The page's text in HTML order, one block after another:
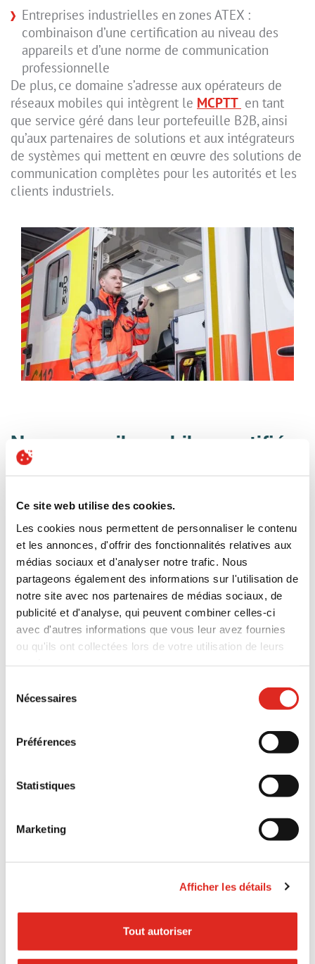
Ce site web utilise des cookies.
Les cookies nous permettent de personnaliser le contenu
et les annonces, d'offrir des fonctionnalités relatives aux
médias sociaux et d'analyser notre trafic. Nous
partageons également des informations sur l'utilisation de
notre site avec nos partenaires de médias sociaux, de
publicité et d'analyse, qui peuvent combiner celles-ci
avec d'autres informations que vous leur avez fournies
ou qu'ils ont collectées lors de votre utilisation de leurs
Mentions légales
Nécessaires
Préférences
Statistiques
Marketing
Afficher les détails
Tout autoriser
Entreprises industrielles en zones ATEX :
combinaison d’une certification au niveau des
appareils et d’une norme de communication
professionnelle
De plus, ce domaine s’adresse aux opérateurs de
réseaux mobiles qui intègrent le MCPTT en tant
que service géré dans leur portefeuille B2B, ainsi
qu’aux partenaires de solutions et aux intégrateurs
de systèmes qui mettent en œuvre des solutions de
communication complètes pour les autorités et les
clients industriels.
Nos appareils mobiles certifiés
pour PTT et MCPTT
Nos radios 4G/5G des séries IS380.x et IS440.x sont
PTT et MCPTT. Grâce à l'App Worldd'i.safe MOBILE,
nous proposons des applications de communication
fiables et certifiées, directement adaptées à nos
appareils – testées et prêtes à l'emploi dans des
environnements professionnels.
Nous mettons en œuvre des systèmes MCPTT
complets, comprenant une plateforme serveur, une
solution de régie et l'intégration réseau, en
partenaires spécialisés.Le
terminal est le point de départ ; la solution de
collaboration.